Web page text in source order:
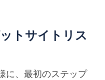
トサイトリス
に、最初のステップ